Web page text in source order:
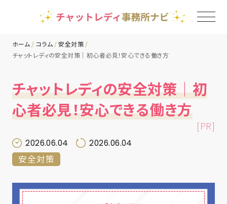
チャットレディ事務所一覧
コラム
ホーム コラム
安全対策
チャットレディの安全対策｜初心者必見！安心できる働き方
チャットレディの安全対策｜初
心者必見！安心できる働き方
[PR]
2026.06.04 2026.06.04
安全対策